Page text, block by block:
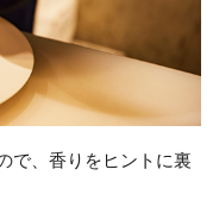
で、香りをヒントに裏